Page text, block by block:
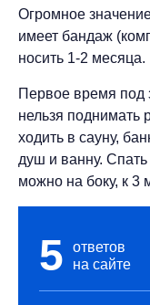
Огромное
имеет бандаж
носить 1-2 месяца.
Первое время под
нельзя поднимать
ходить в сауну,
душ и ванну.
можно на боку, к 3
5
ответов
на сайте